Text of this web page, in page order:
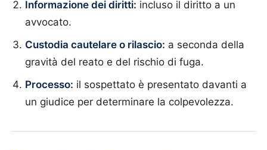
Informazione dei diritti: incluso il diritto a un
avvocato.
Custodia cautelare o rilascio: a seconda della
gravità del reato e del rischio di fuga.
Processo: il sospettato è presentato davanti a
un giudice per determinare la colpevolezza.